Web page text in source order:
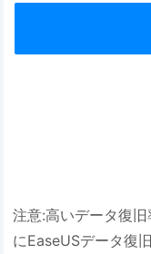
注意:高いデータ復
にEaseUSデータ復